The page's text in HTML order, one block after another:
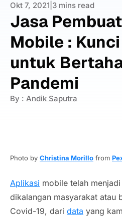
Okt 7, 2021 3 mins read
Jasa
Mobile :
untuk
Pandemi
By : Andik Saputra
Photo by Christina Morillo from
Aplikasi mobile telah menjadi
dikalangan masyarakat atau
Covid-19, dari data yang